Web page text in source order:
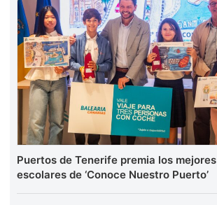
Puertos de Tenerife premia los
escolares de ‘Conoce Nuestro Puerto’